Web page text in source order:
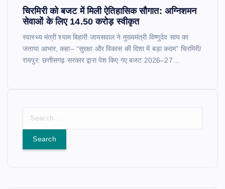
चिरमिरी को बजट में मिली ऐतिहासिक सौगात: अग्निशमन
सेवाओं के लिए 14.50 करोड़ स्वीकृत
स्वास्थ्य मंत्री श्याम बिहारी जायसवाल ने मुख्यमंत्री विष्णुदेव साय का
जताया आभार, कहा– “सुरक्षा और विकास की दिशा में बड़ा कदम” चिरमिरी/
रायपुर: छत्तीसगढ़ सरकार द्वारा पेश किए गए बजट 2026–27…